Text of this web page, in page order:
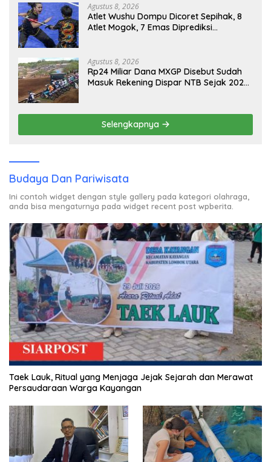
Agustus 8, 2026
Atlet Wushu Dompu Dicoret Sepihak, 8
Atlet Mogok, 7 Emas Diprediksi
Agustus 8, 2026
Rp24 Miliar Dana MXGP Disebut Sudah
Masuk Rekening Dispar NTB Sejak 2024,
Selengkapnya
Budaya Dan Pariwisata
Ini contoh widget dengan style gallery pada kategori olahraga,
anda bisa mengaturnya pada widget recent post wpberita.
Taek Lauk, Ritual yang Menjaga Jejak Sejarah dan Merawat
Persaudaraan Warga Kayangan